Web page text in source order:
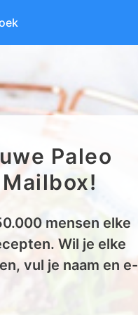
Paleo
mensen elke
Wil je elke
vul je naam en e-